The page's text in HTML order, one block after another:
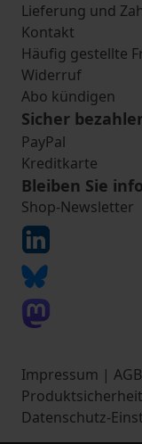
Lieferung und
Kontakt
Häufig gestellte
Widerruf
Abo kündigen
Sicher
PayPal
Kreditkarte
Bleiben Sie
Shop-Newsletter
Impressum | AGB
Produktsicherheit
Datenschutz-